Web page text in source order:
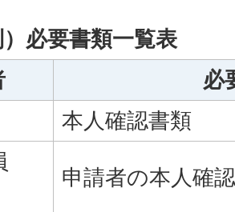
）必要書類一覧表
必
本人確認書類
申請者の本人確